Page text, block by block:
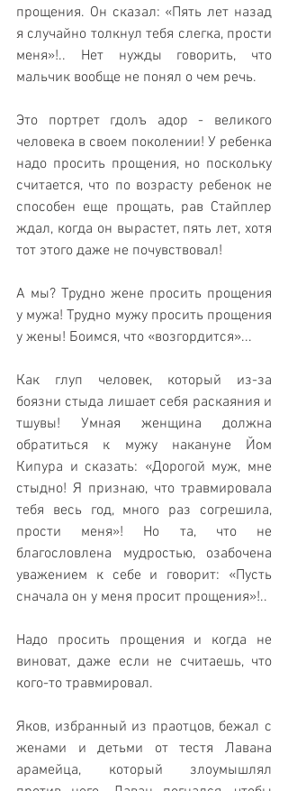
прощения. Он сказал: «Пять лет назад
я случайно толкнул тебя слегка, прости
меня»!.. Нет нужды говорить, что
мальчик вообще не понял о чем речь.
Это портрет гдолъ адор - великого
человека в своем поколении! У ребенка
надо просить прощения, но поскольку
считается, что по возрасту ребенок не
способен еще прощать, рав Стайплер
ждал, когда он вырастет, пять лет, хотя
тот этого даже не почувствовал!
А мы? Трудно жене просить прощения
у мужа! Трудно мужу просить прощения
у жены! Боимся, что «возгордится»...
Как глуп человек, который из-за
боязни стыда лишает себя раскаяния и
тшувы! Умная женщина должна
обратиться к мужу накануне Йом
Кипура и сказать: «Дорогой муж, мне
стыдно! Я признаю, что травмировала
тебя весь год, много раз согрешила,
прости меня»! Но та, что не
благословлена мудростью, озабочена
уважением к себе и говорит: «Пусть
сначала он у меня просит прощения»!..
Надо просить прощения и когда не
виноват, даже если не считаешь, что
кого-то травмировал.
Яков, избранный из праотцов, бежал с
женами и детьми от тестя Лавана
арамейца, который злоумышлял